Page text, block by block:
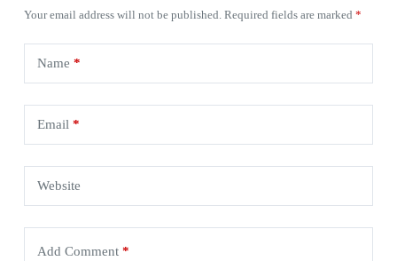
Your email address will not be published. Required fields are marked *
Name *
Email *
Website
Add Comment*